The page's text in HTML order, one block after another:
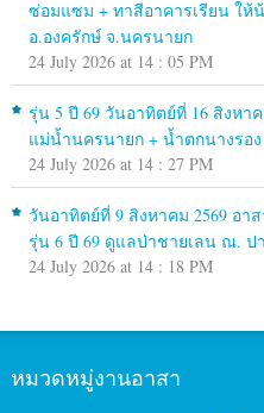
ซ่อมแซม + ทาสีอาคารเรียน ให้
อ.องครักษ์ จ.นครนายก
24 July 2026 at 14 : 05 PM
รุ่น 5 ปี 69 วันอาทิตย์ที่ 16 สิงหา
แม่น้ำนครนายก + น้ำตกนางรอ
24 July 2026 at 14 : 27 PM
วันอาทิตย์ที่ 9 สิงหาคม 2569 อ
รุ่น 6 ปี 69 ดูแลป่าชายเลน ณ. ป
24 July 2026 at 14 : 18 PM
หมวดหมู่งานอาสา